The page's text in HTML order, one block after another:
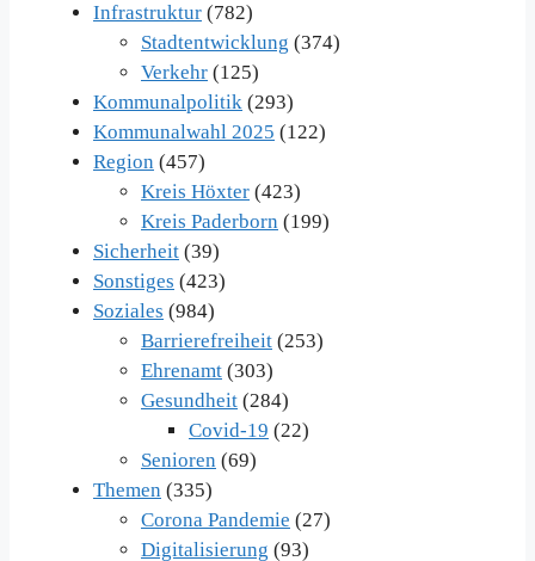
Infrastruktur (782)
Stadtentwicklung (374)
Verkehr (125)
Kommunalpolitik (293)
Kommunalwahl 2025 (122)
Region (457)
Kreis Höxter (423)
Kreis Paderborn (199)
Sicherheit (39)
Sonstiges (423)
Soziales (984)
Barrierefreiheit (253)
Ehrenamt (303)
Gesundheit (284)
Covid-19 (22)
Senioren (69)
Themen (335)
Corona Pandemie (27)
Digitalisierung (93)